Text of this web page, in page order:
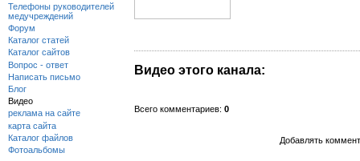
Телефоны руководителей
медучреждений
Форум
Каталог статей
Каталог сайтов
Вопрос - ответ
Написать письмо
Блог
Видео
реклама на сайте
карта сайта
Каталог файлов
Фотоальбомы
Видео этого канала:
Всего комментариев: 0
Добавлять